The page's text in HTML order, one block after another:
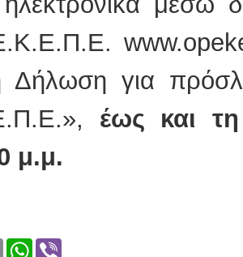
Δήλωση για
έως και
μ.μ.
EmailWhatsApp